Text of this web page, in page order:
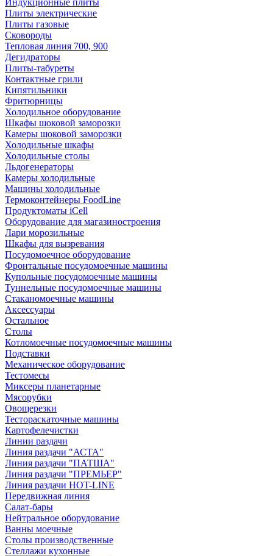
Индукционные плиты
Плиты электрические
Плиты газовые
Сковороды
Тепловая линия 700, 900
Дегидраторы
Плиты-табуреты
Контактные грили
Кипятильники
Фритюрницы
Холодильное оборудование
Шкафы шоковой заморозки
Камеры шоковой заморозки
Холодильные шкафы
Холодильные столы
Льдогенераторы
Камеры холодильные
Машины холодильные
Термоконтейнеры FoodLine
Продуктоматы iCell
Оборудование для магазиностроения
Лари морозильные
Шкафы для вызревания
Посудомоечное оборудование
Фронтальные посудомоечные машины
Купольные посудомоечные машины
Туннельные посудомоечные машины
Стаканомоечные машины
Аксессуары
Остальное
Столы
Котломоечные посудомоечные машины
Подставки
Механическое оборудование
Тестомесы
Миксеры планетарные
Мясорубки
Овощерезки
Тестораскаточные машины
Картофелечистки
Линии раздачи
Линия раздачи "АСТА"
Линия раздачи "ПАТША"
Линия раздачи "ПРЕМЬЕР"
Линия раздачи HOT-LINE
Передвижная линия
Салат-бары
Нейтральное оборудование
Ванны моечные
Столы производственные
Стеллажи кухонные